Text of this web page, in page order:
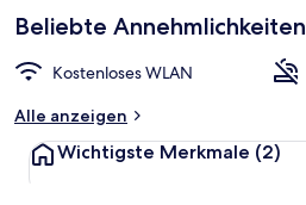
Beliebte Annehmlichkeiten
Kostenloses WLAN
Alle anzeigen
Wichtigste Merkmale (2)